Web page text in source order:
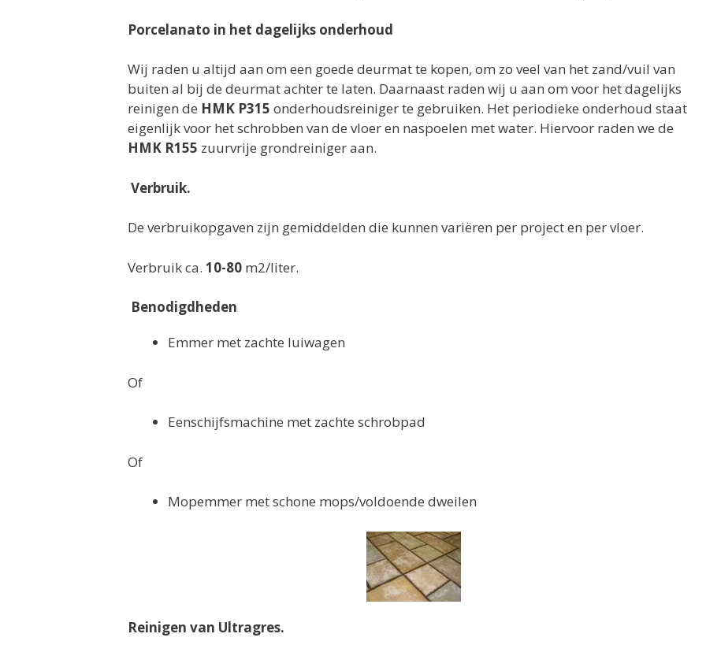
Porcelanato in het dagelijks onderhoud
Wij raden u altijd aan om een goede deurmat te kopen, om zo veel van het zand/vuil van
buiten al bij de deurmat achter te laten. Daarnaast raden wij u aan om voor het dagelijks
reinigen de HMK P315 onderhoudsreiniger te gebruiken. Het periodieke onderhoud staat
eigenlijk voor het schrobben van de vloer en naspoelen met water. Hiervoor raden we de
HMK R155 zuurvrije grondreiniger aan.
Verbruik.
De verbruikopgaven zijn gemiddelden die kunnen variëren per project en per vloer.
Verbruik ca. 10-80 m2/liter.
Benodigdheden
Emmer met zachte luiwagen
Of
Eenschijfsmachine met zachte schrobpad
Of
Mopemmer met schone mops/voldoende dweilen
Reinigen van Ultragres.